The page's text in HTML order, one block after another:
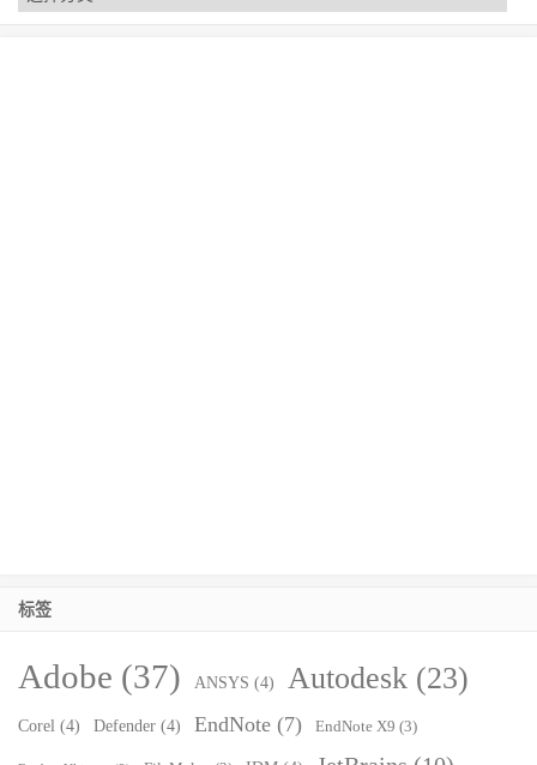
标签
Adobe (37) ANSYS (4) Autodesk (23)
Corel (4) Defender (4) EndNote (7) EndNote X9 (3)